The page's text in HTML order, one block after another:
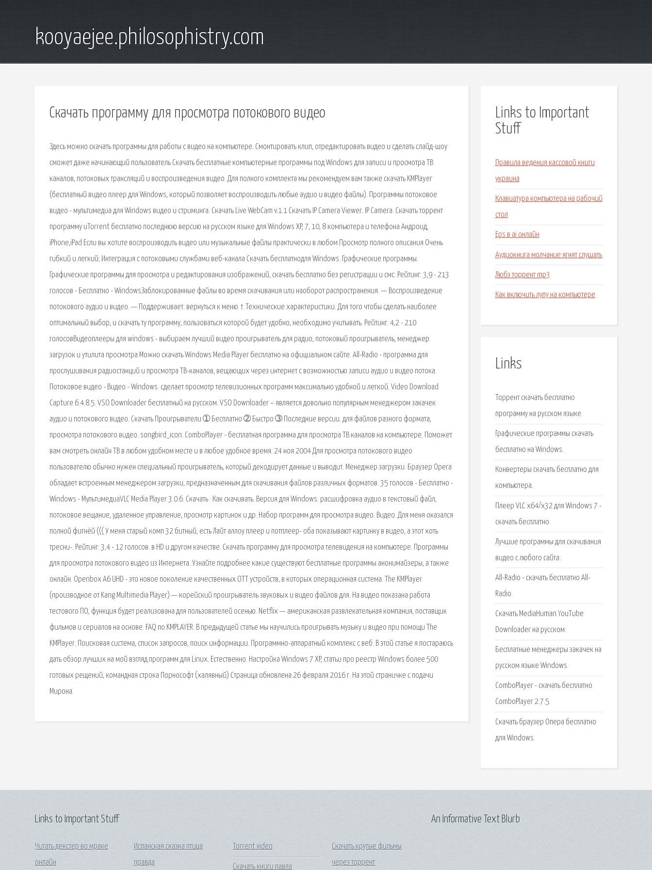
kooyaejee.philosophistry.com
Скачать программу для просмотра потокового видео
Здесь можно скачать программы для работы с видео на компьютере. Смонтировать клип, отредактировать видео и сделать слайд-шоу
сможет даже начинающий пользователь Скачать бесплатные компьютерные программы под Windows для записи и просмотра ТВ
каналов, потоковых трансляций и воспроизведения видео. Для полного комплекта мы рекомендуем вам также скачать KMPlayer
(бесплатный видео плеер для Windows, который позволяет воспроизводить любые аудио и видео файлы). Программы потоковое
видео - мультимедиа для Windows видео и стриминга. Скачать Live WebCam v.1.1 Скачать IP Camera Viewer. IP Camera. Скачать торрент
программу uTorrent бесплатно последнюю версию на русском языке для Windows XP, 7, 10, 8 компьютера и телефона Андроид,
iPhone,iPad Если вы хотите воспроизводить видео или музыкальные файлы практически в любом Просмотр полного описания Очень
гибкий и легкий; Интеграция с потоковыми службами веб-канала Скачать бесплатнодля Windows. Графические программы.
Графические программы для просмотра и редактирования изображений, скачать бесплатно без регистрации и смс. Рейтинг: 3,9 - 213
голосов - Бесплатно - WindowsЗаблокированные файлы во время скачивания или наоборот распространения. — Воспроизведение
потокового аудио и видео. — Поддерживает. вернуться к меню ↑ Технические характеристики. Для того чтобы сделать наиболее
оптимальный выбор, и скачать ту программу, пользоваться которой будет удобно, необходимо учитывать. Рейтинг: 4,2 - 210
голосовВидеоплееры для windows - выбираем лучший видео проигрыватель для радио, потоковый проигрыватель, менеджер
загрузок и утилита просмотра Можно скачать Windows Media Player бесплатно на официальном сайте. All-Radio - программа для
прослушивания радиостанций и просмотра ТВ-каналов, вещающих через интернет с возможностью записи аудио и видео потока.
Потоковое видео - Видео - Windows. сделает просмотр телевизионных программ максимально удобной и легкой. Video Download
Capture 6.4.8.5. VSO Downloader бесплатный на русском. VSO Downloader – является довольно популярным менеджером закачек
аудио и потокового видео. Скачать Проигрыватели ➀ Бесплатно ➁ Быстро ➂ Последние версии. для файлов разного формата,
просмотра потокового видео. songbird_icon. ComboPlayer - бесплатная программа для просмотра ТВ каналов на компьютере. Поможет
вам смотреть онлайн ТВ в любом удобном месте и в любое удобное время. 24 ноя 2004 Для просмотра потокового видео
пользователю обычно нужен специальный проигрыватель, который декодирует данные и выводит. Менеджер загрузки. Браузер Opera
обладает встроенным менеджером загрузки, предназначенным для скачивания файлов различных форматов. 35 голосов - Бесплатно -
Windows - МультимедиаVLC Media Player 3.0.6. Скачать · Как скачивать. Версия для Windows. расшифровка аудио в текстовый файл,
потоковое вещание, удаленное управление, просмотр картинок и др. Набор программ для просмотра видео. Видео. Для меня оказался
полной фигнёй ((( У меня старый комп 32 битный, есть Лайт аллоу плеер и потплеер- оба показывают картинку в видео, а этот хоть
тресни-. Рейтинг: 3,4 - 12 голосов. в HD и другом качестве. Скачать программу для просмотра телевидения на компьютере. Программы
для просмотра потокового видео из Интернета. Узнайте подробнее какие существуют бесплатные программы анонимайзеры, а также
онлайн. Openbox A6 UHD - это новое поколение качественных OTT устройств, в которых операционная система. The KMPlayer
(производное от Kang Multimedia Player) — корейский проигрыватель звуковых и видео файлов для. На видео показана работа
тестового ПО, функция будет реализована для пользователей осенью. Netflix — американская развлекательная компания, поставщик
фильмов и сериалов на основе. FAQ по KMPLAYER. В предыдущей статье мы научились проигрывать музыку и видео при помощи The
KMPlayer. Поисковая сиcтема, список запросов, поиск информации. Программно-аппаратный комплекс с веб. В этой статье я постараюсь
дать обзор лучших на мой взгляд программ для Linux. Естественно. Настройка Windows 7 XP, статьи про реестр Windows более 500
готовых рещений, командная строка Порнософт (халявный) Страница обновлена 26 февраля 2016 г. На этой страничке с подачи
Мирона.
Links to Important
Stuff
Правила ведения кассовой книги
украина
Клавиатура компьютера на рабочий
стол
Eps в ai онлайн
Аудиокнига молчание ягнят слушать
Любэ торрент mp3
Как включить лупу на компьютере
Links
Торрент cкачать бесплатно
программу на русском языке.
Графические программы скачать
бесплатно на Windows.
Конвертеры скачать бесплатно для
компьютера.
Плеер VLC x64/x32 для Windows 7 -
скачать бесплатно.
Лучшие программы для скачивания
видео с любого сайта:.
All-Radio - скачать бесплатно All-
Radio.
Скачать MediaHuman YouTube
Downloader на русском.
Бесплатные менеджеры закачек на
русском языке Windows.
ComboPlayer - скачать бесплатно
ComboPlayer 2.7.5.
Скачать браузер Опера бесплатно
для Windows.
Links to Important Stuff
Читать декстер во мраке
онлайн
Испанская сказка птица
правда
Torrent video
Скачать книги павла
Скачать крутые фильмы
через торрент
An Informative Text Blurb